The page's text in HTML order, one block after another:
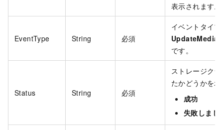
表示されます。
EventType String 必須
イベントタイ
です。
Status String 必須
ストレージク
たかどうかを
成功
失敗しまし